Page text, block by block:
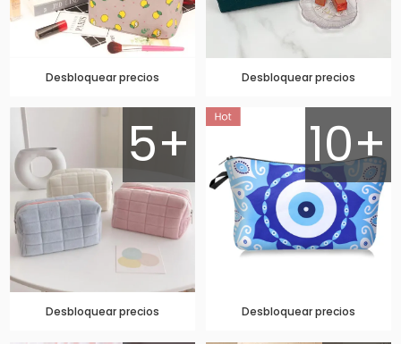
Desbloquear precios Desbloquear precios
5+
Desbloquear precios
10+
Desbloquear precios